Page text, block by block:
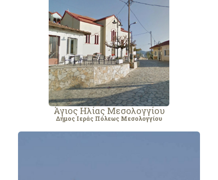
Άγιος Ηλίας Μεσολογγίου
Δήμος Ιεράς Πόλεως Μεσολογγίου